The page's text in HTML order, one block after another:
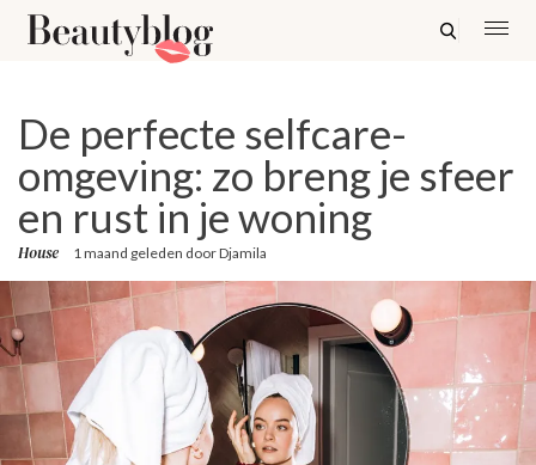
De perfecte selfcare-
omgeving: zo breng je sfeer
en rust in je woning
House 1 maand geleden doorDjamila